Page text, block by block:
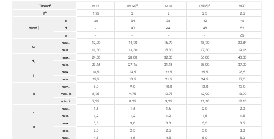
Threadd M12 (M14)a M16 (M18)a
M20
Pb 1,75 2 2 2,5 2,5
b (ref.)
c 30 34 38 42
46
d
- 40 44 48
52
e
- - - -
65
ds
max. 12,70 14,70 16,70 18,70
20,84
min.
11,30 13,30 15,30 17,30
19,16
dk
max. 24,00 28,00 32,00 36,00
40,00
min.
23,16 27,16 31,16 35,00
39,00
i
max. 16,5 19,5 22,5 25,5
28,5
min.
15,5 18,5 21,5 24,5 27,5
k
nom. 8,0 9,0 10,0 12,0
13,0
max. h
8,75 9,75 10,75 12,90
13,90
min. i
7,25 8,25 9,25 11,10
12,10
r
max. 1,6 1,6 1,6 2,0
2,0
min.
1,2 1,2 1,2 1,5
1,5
n
max. 3,0 3,0 3,0 3,5
3,5
min.
2,5 2,5 2,5 3,0
3,0
max. 4,5 4,5 4,5 5,0
5,0